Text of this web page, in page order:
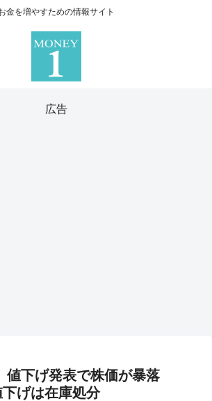
金を増やすための情報サイト
広告
値下げ発表で株価が暴落
下げは在庫処分